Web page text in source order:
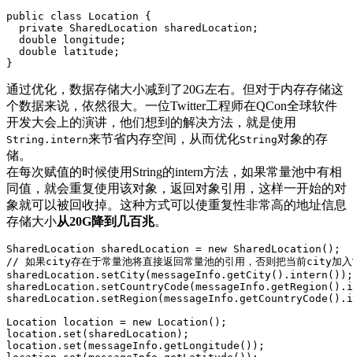
public class Location {
  private SharedLocation sharedLocation;
  double longitude;
  double latitude;
通过优化，数据存储大小减到了20G左右。但对于内存存储这
个数据来说，依然很大。一位Twitter工程师在QCon全球软件
开发大会上的演讲，他们想到的解决方法，就是使用
String.intern来节省内存空间，从而优化String对象的存
储。
在每次赋值的时候使用String的intern方法，如果常量池中有相
同值，就会重复使用该对象，返回对象引用，这样一开始的对
象就可以被回收掉。这种方式可以使重复性非常高的地址信息
存储大小从20G降到几百兆。
SharedLocation sharedLocation = new SharedLocation();
// 如果city存在于常量池将直接返回常量池的引用，否则把当前city加入
sharedLocation.setCity(messageInfo.getCity().intern());
Location location = new Location();
location.set(sharedLocation);
location.set(messageInfo.getLongitude());